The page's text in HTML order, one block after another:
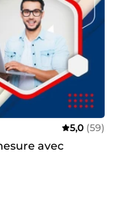
5,0 (59)
avec